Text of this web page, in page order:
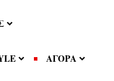
ΑΓΟΡΑ